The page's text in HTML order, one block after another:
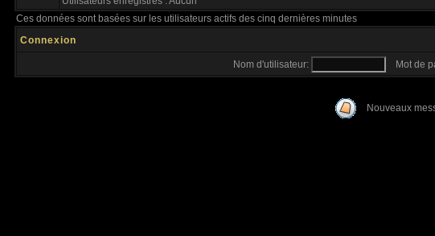
Ces données sont basées sur les utilisateurs actifs des cinq dernières minutes
Connexion
Nom d'utilisateur: Mot de
Nouveaux